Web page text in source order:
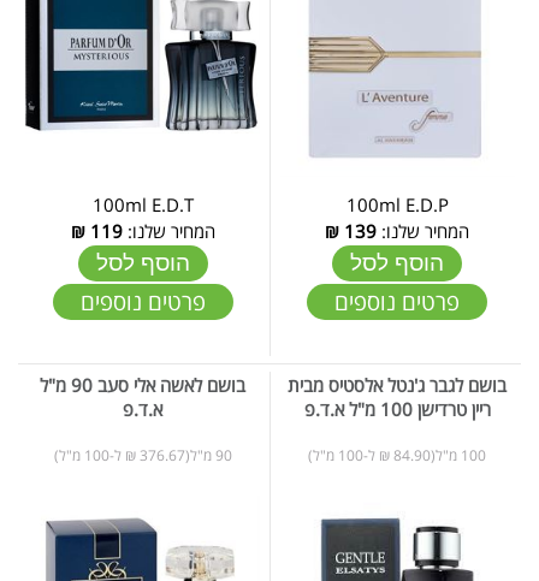
100ml E.D.P
המחיר שלנו: 139
₪
הוסף לסל
פרטים נוספים
100ml E.D.T
המחיר שלנו:119
₪
הוסף לסל
פרטים נוספים
בושם לגבר ג'נטל אלסטיס מבית
ריין טרדישן 100 מ"ל א.ד.פ
100 מ"ל(84.90 ₪ ל-100 מ"ל)
בושם לאשה אלי סעב 90 מ"ל
א.ד.פ
90 מ"ל(376.67 ₪ ל-100 מ"ל)